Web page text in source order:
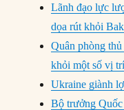
Lãnh đạo lực
dọa rút khỏi
Quân phòng
khỏi một số vị
Ukraine giành
Bộ trưởng